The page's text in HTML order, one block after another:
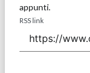
appunti.
RSS link